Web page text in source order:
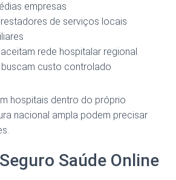
empresas
de serviços locais
rede hospitalar regional
buscam custo controlado
hospitais dentro do próprio
nacional ampla podem precisar
Saúde Online